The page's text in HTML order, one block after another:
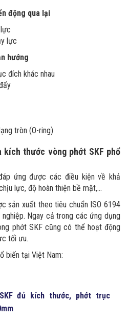
động qua lại
lực
hướng
đích khác nhau
tròn (O-ring)
kích thước vòng phớt SKF phổ
ứng được các điều kiện về khả
lực, độ hoàn thiện bề mặt,...
sản xuất theo tiêu chuẩn ISO 6194
Ngay cả trong các ứng dụng
phớt SKF cũng có thể hoạt động
tối ưu.
biến tại Việt Nam:
đủ kích thước, phớt trục